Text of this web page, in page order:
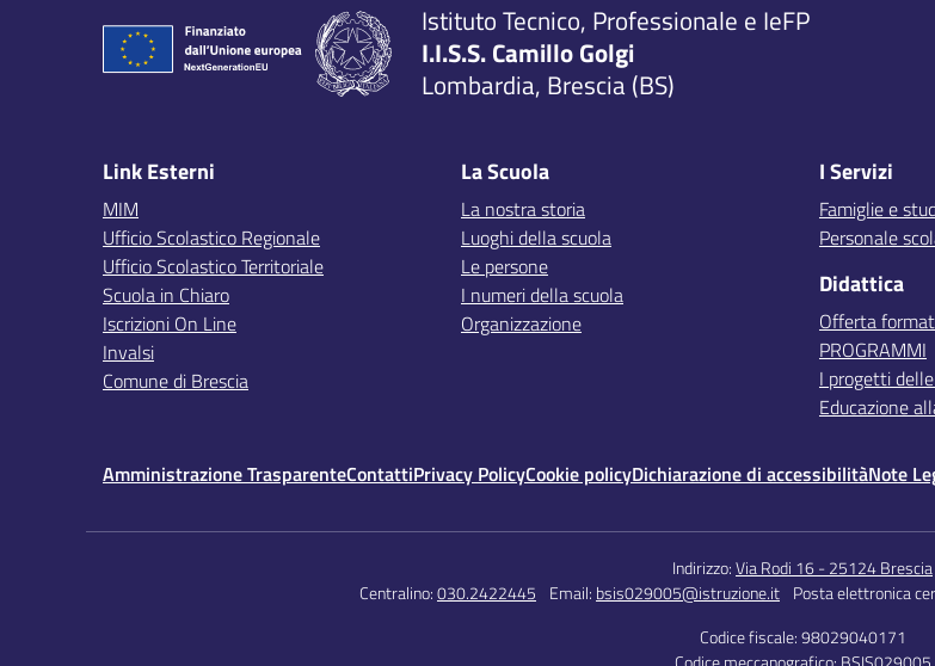
Istituto Tecnico, Professionale e IeFP
I.I.S.S. Camillo Golgi
Lombardia, Brescia (BS)
Link Esterni
MIM
Ufficio Scolastico Regionale
Ufficio Scolastico Territoriale
Scuola in Chiaro
Iscrizioni On Line
Invalsi
Comune di Brescia
La Scuola
La nostra storia
Luoghi della scuola
Le persone
I numeri della scuola
Organizzazione
I Servizi
Famiglie e
Personale
Didattica
Offerta
PROGRAMMI
I progetti
Educazione
Amministrazione TrasparenteContattiPrivacy PolicyCookie policyDichiarazione di accessibilitàNote
Indirizzo:Via Rodi 16 - 25124 Brescia
Centralino:030.2422445 Email: bsis029005@istruzione.it Posta elettronica
Codice fiscale: 98029040171